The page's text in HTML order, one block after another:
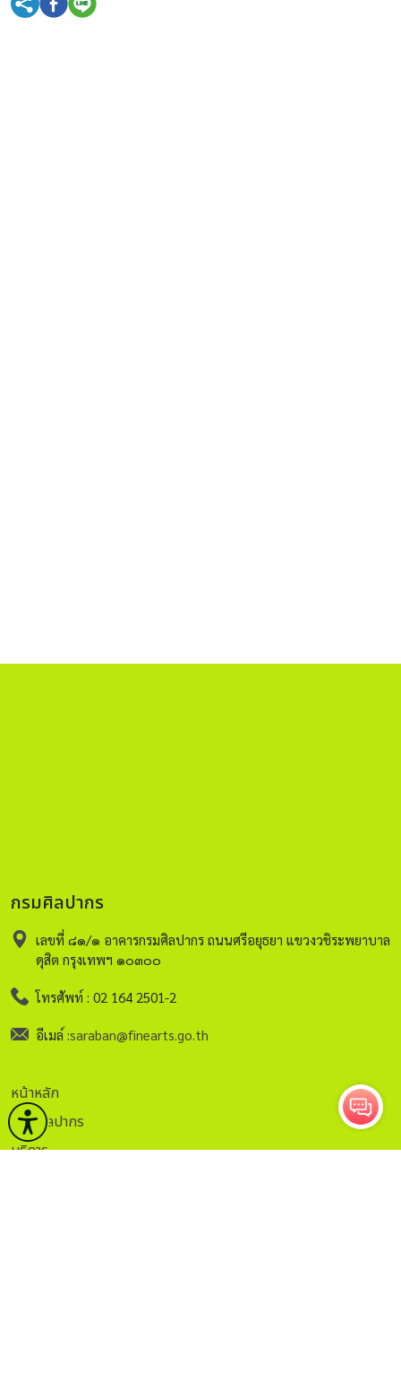
กรมศิลปากร
เลขที่ ๘๑/๑ อาคารกรมศิลปากร ถนนศรีอยุธยา แขวงวชิระพยาบาล
ดุสิต กรุงเทพฯ ๑๐๓๐๐
โทรศัพท์ : 02 164 2501-2
อีเมล์ :saraban@finearts.go.th
หน้าหลัก
กรมศิลปากร
บริการ